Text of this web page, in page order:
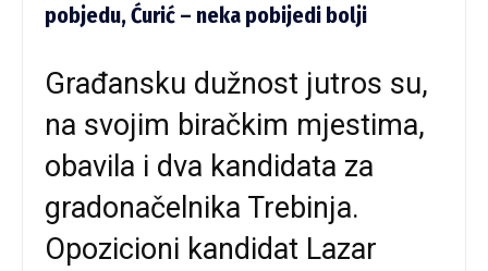
pobjedu, Ćurić – neka pobijedi bolji
Građansku dužnost jutros su,
na svojim biračkim mjestima,
obavila i dva kandidata za
gradonačelnika Trebinja.
Opozicioni kandidat Lazar